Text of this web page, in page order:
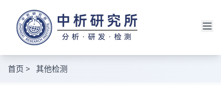
首页 > 其他检测